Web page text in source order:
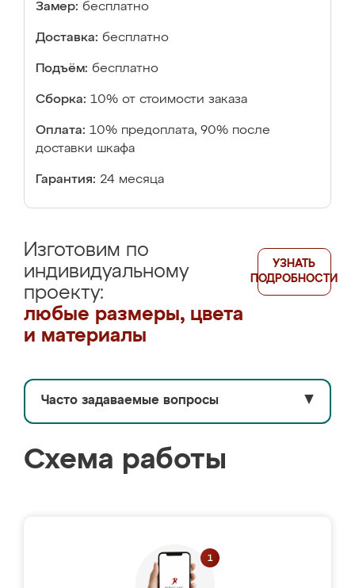
Замер: бесплатно
Доставка: бесплатно
Подъём: бесплатно
Сборка: 10% от стоимости заказа
Оплата: 10% предоплата, 90% после
доставки шкафа
Гарантия: 24 месяца
Изготовим по
индивидуальному
проекту:
любые размеры, цвета
и материалы
УЗНАТЬ
ПОДРОБНОСТИ
Часто задаваемые вопросы ▼
Схема работы